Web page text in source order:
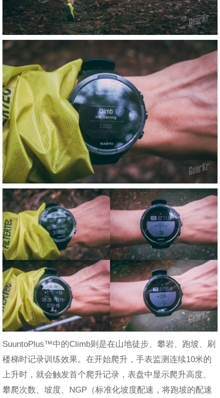
SuuntoPlus™中的Climb则是在山地徒步、攀岩、跑坡、刷
楼梯时记录训练效果。在开始爬升，手表监测连续10米的
上升时，就会触发首个爬升记录，表盘中显示爬升高度、
攀爬次数、坡度、NGP（标准化坡度配速，将跑坡的配速